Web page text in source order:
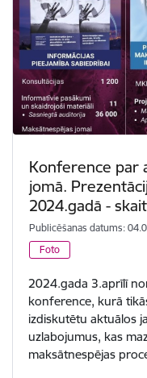
Konference par
jomā.
2024.gadā -
Publicēšanas datums:
Foto
2024.gada 3.aprīlī
konference, kurā
izdiskutētu aktuālos
uzlabojumus, kas
maksātnespējas